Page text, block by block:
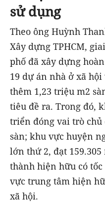
sử dụng
Theo ông Huỳnh
Xây dựng TPHCM,
phố đã xây dựng
19 dự án nhà ở xã
thêm 1,23 triệu m2
tiêu đề ra. Trong đó,
triển đóng vai trò chủ
sàn; khu vực huyện
lớn thứ 2, đạt
thành hiện hữu có
vực trung tâm hiện
xã hội.